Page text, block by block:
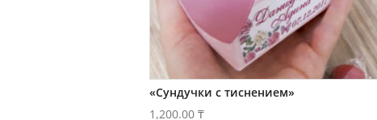
«Сундучки с тиснением»
1,200.00 ₸